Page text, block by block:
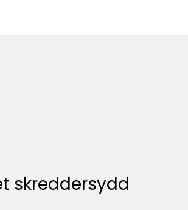
skreddersydd